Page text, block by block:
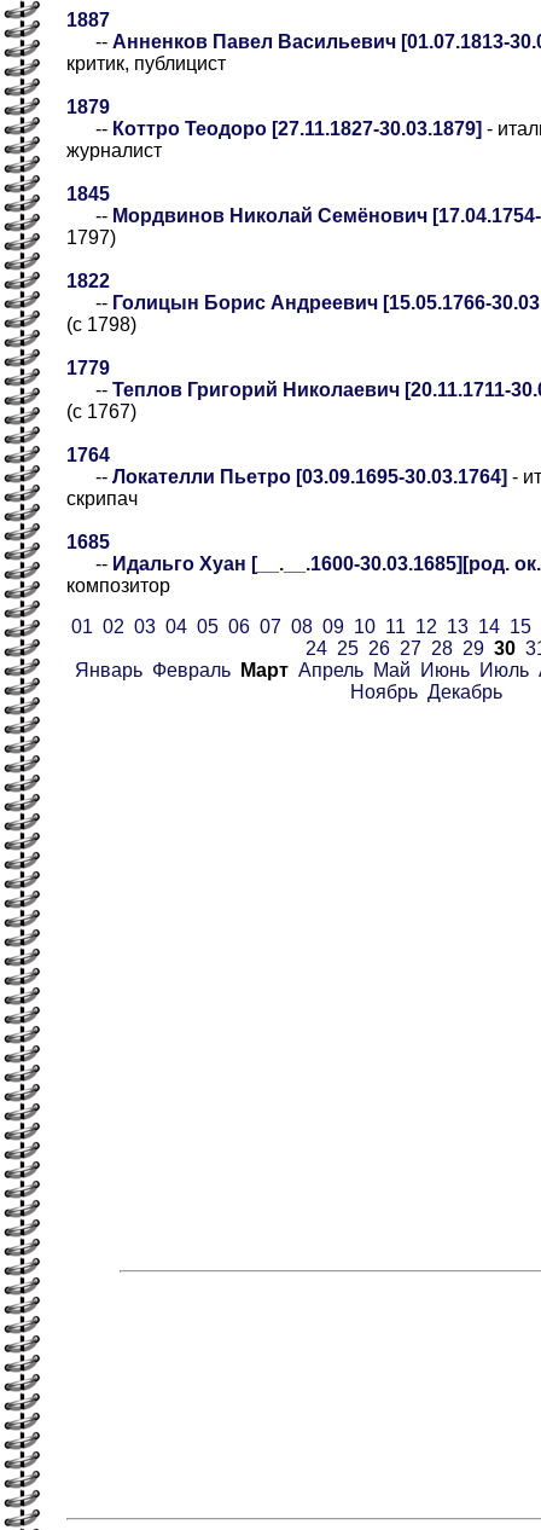
1887
-- Анненков Павел Васильевич [01.07.1813-
критик, публицист
1879
-- Коттро Теодоро [27.11.1827-30.03.1879] -
журналист
1845
-- Мордвинов Николай Семёнович [17.04.1754-
1797)
1822
-- Голицын Борис Андреевич [15.05.1766-
(с 1798)
1779
-- Теплов Григорий Николаевич [20.11.1711-
(с 1767)
1764
-- Локателли Пьетро [03.09.1695-30.03.1764] -
скрипач
1685
-- Идальго Хуан [__.__.1600-30.03.1685][род.
композитор
01 02 03 04 05 06 07 08 09 10 11 12 13 14 15
24 25 26 27 28 29 30
Январь Февраль Март Апрель Май Июнь Июль
Ноябрь Декабрь